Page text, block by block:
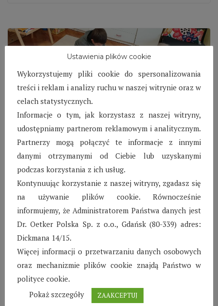
SOS Wioska Dziecięca
w Kraśniku –
Październik 2020
Czas pandemii wpłynął na organizację pracy
pedagogicznej w Programie SOS Wiosek
Dziecięcych Kraśnik.
Ustawienia plików cookie
Wykorzystujemy pliki cookie do spersonalizowania
treści i reklam i analizy ruchu w naszej witrynie oraz w
celach statystycznych.
Informacje o tym, jak korzystasz z naszej witryny,
udostępniamy partnerom reklamowym i analitycznym.
Partnerzy mogą połączyć te informacje z innymi
danymi otrzymanymi od Ciebie lub uzyskanymi
podczas korzystania z ich usług.
Kontynuując korzystanie z naszej witryny, zgadasz się
na używanie plików cookie. Równocześnie
informujemy, że Administratorem Państwa danych jest
Dr. Oetker Polska Sp. z o.o., Gdańsk (80-339) adres:
Dickmana 14/15.
Więcej informacji o przetwarzaniu danych osobowych
oraz mechanizmie plików cookie znajdą Państwo w
polityce cookie.
Pokaż szczegóły
ZAAKCEPTUJ